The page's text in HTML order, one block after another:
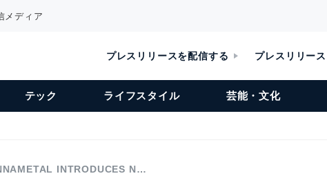
メディア
プレスリリースを配信する プレスリリー
テック ライフスタイル 芸能・文化
INTRODUCES N…